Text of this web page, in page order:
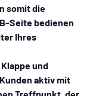
somit die
Seite bedienen
Ihres
und
aktiv mit
Treffpunkt, der